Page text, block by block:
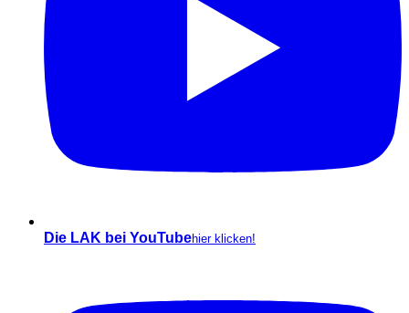
Die LAK bei YouTubehier klicken!